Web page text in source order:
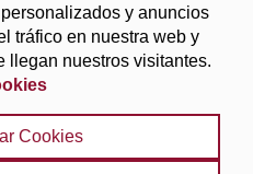
y anuncios
tráfico en nuestra web y
llegan nuestros visitantes.
Cookies
de Granada
| Política de cookies
| Búsqueda |